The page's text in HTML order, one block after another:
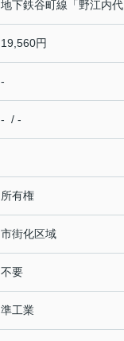
地下鉄谷町線 「野江内代
19,560円
-
- / -
所有権
市街化区域
不要
準工業